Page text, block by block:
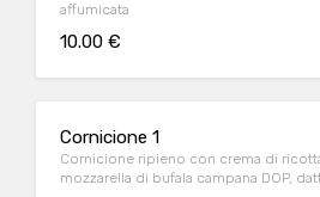
affumicata
10.00 €
Cornicione 1
Cornicione ripieno con crema di
mozzarella di bufala campana DOP,